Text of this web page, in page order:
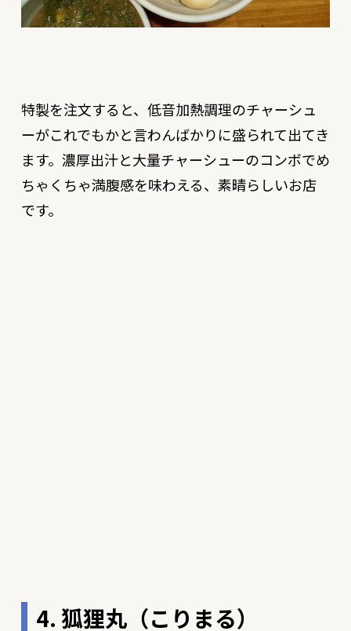
特製を注文すると、低音加熱調理のチャーシュ
ーがこれでもかと言わんばかりに盛られて出てき
ます。濃厚出汁と大量チャーシューのコンボでめ
ちゃくちゃ満腹感を味わえる、素晴らしいお店
です。
4. 狐狸丸（こりまる）